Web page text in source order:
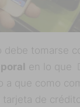
debe tomarse
en lo que
a que como
tarjeta de